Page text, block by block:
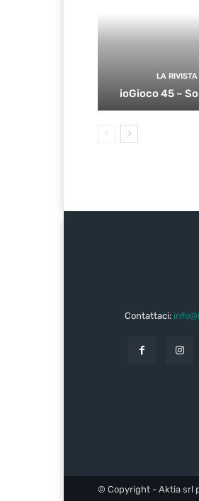
LA RIVISTA
ioGioco 45 –
Contattaci:
© Copyright - Aktia srl